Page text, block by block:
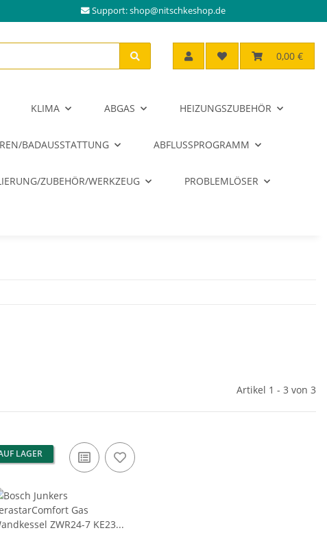
Support:shop@nitschkeshop.de
0,00 €
KLIMA ABGAS HEIZUNGSZUBEHÖR
BADAUSSTATTUNG ABFLUSSPROGRAMM
ZUBEHÖR/WERKZEUG PROBLEMLÖSER
Artikel 1 - 3 von 3
LAGER